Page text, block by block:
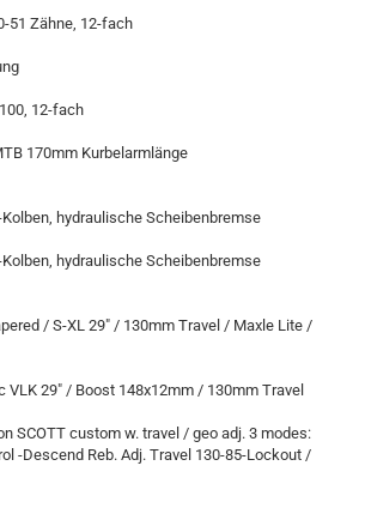
51 Zähne, 12-fach
12-fach
170mm Kurbelarmlänge
hydraulische Scheibenbremse
hydraulische Scheibenbremse
/ S-XL 29" / 130mm Travel / Maxle Lite /
VLK 29" / Boost 148x12mm / 130mm Travel
SCOTT custom w. travel / geo adj. 3 modes:
-Descend Reb. Adj. Travel 130-85-Lockout /